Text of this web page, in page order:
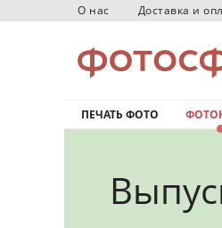
О нас Доставка и
ПЕЧАТЬ ФОТО